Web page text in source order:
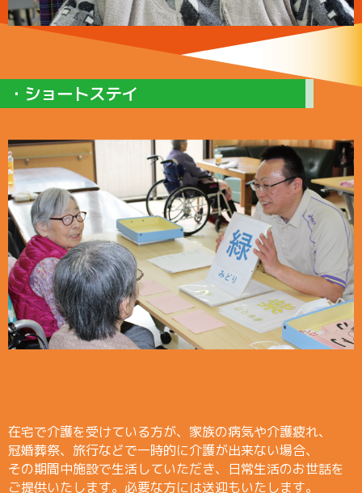
・ショートステイ
在宅で介護を受けている方が、家族の病気や介護疲れ、
冠婚葬祭、旅行などで一時的に介護が出来ない場合、
その期間中施設で生活していただき、日常生活のお世話を
ご提供いたします。必要な方には送迎もいたします。